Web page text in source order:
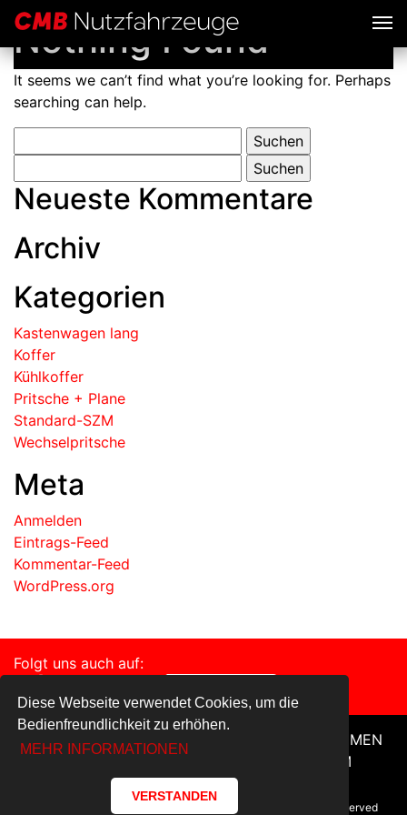
Diese Webseite verwendet Cookies, um die
Bedienfreundlichkeit zu erhöhen.
MEHR INFORMATIONEN
VERSTANDEN
Nothing Found
It seems we can’t find what you’re looking for. Perhaps
searching can help.
Neueste Kommentare
Archiv
Kategorien
Kastenwagen lang
Koffer
Kühlkoffer
Pritsche + Plane
Standard-SZM
Wechselpritsche
Meta
Anmelden
Eintrags-Feed
Kommentar-Feed
WordPress.org
Folgt uns auch auf:
HOME FAHRZEUGE
UNTERNEHMEN
IMPRESSUM
© Copyright 2018-2019 • CMB Nutzfahrzeuge — All Rights reserved